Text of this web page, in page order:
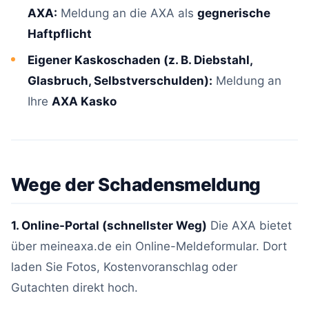
AXA: Meldung an die AXA als gegnerische
Haftpflicht
Eigener Kaskoschaden (z. B. Diebstahl,
Glasbruch, Selbstverschulden): Meldung an
Ihre AXA Kasko
Wege der Schadensmeldung
1. Online-Portal (schnellster Weg) Die AXA bietet
über meineaxa.de ein Online-Meldeformular. Dort
laden Sie Fotos, Kostenvoranschlag oder
Gutachten direkt hoch.